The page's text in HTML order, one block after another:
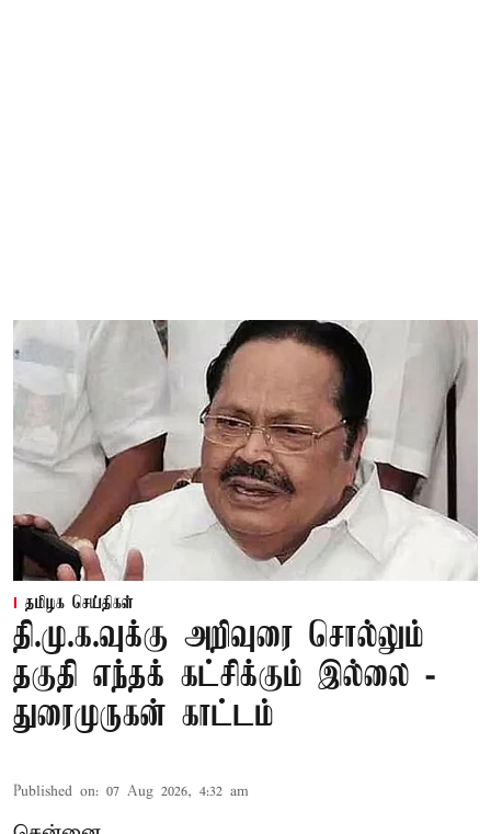
தமிழக செய்திகள்
தி.மு.க.வுக்கு அறிவுரை சொல்லும்
தகுதி எந்தக் கட்சிக்கும் இல்லை -
துரைமுருகன் காட்டம்
Published on: 07 Aug 2026, 4:32 am